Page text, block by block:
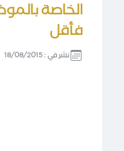
فأقل
نشر في :18/08/2015